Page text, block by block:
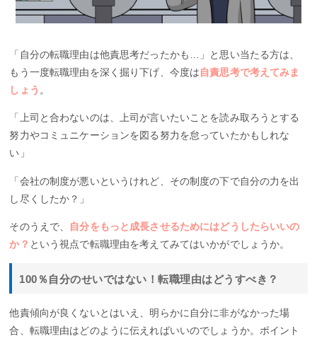
「自分の転職理由は他責思考だったかも…」と思い当たる方は、
もう一度転職理由を深く掘り下げ、今度は自責思考で考えてみま
しょう 。
「上司と合わないのは、上司が言いたいことを読み取ろうとする
努力やコミュニケーションを図る努力を怠っていたかもしれな
い」
「会社の制度が悪いというけれど、その制度の下で自分の力を出
し尽くしたか？」
そのうえで、
自分をもっと成長させるためにはどうしたらいいの
か？ という視点で転職理由を考えてみてはいかがでしょうか。
100％自分のせいではない！転職理由はどうすべき？
他責傾向が良くないとはいえ、明らかに自分に非がなかった場
合、転職理由はどのように伝えればいいのでしょうか。ポイント